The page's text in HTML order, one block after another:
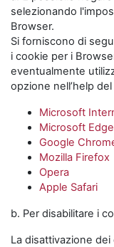
selezionando
Browser.
Si forniscono di
i cookie per i
eventualmente
opzione nell’help
Microsoft
Microsoft Edge
Google
Mozilla Firefox
Opera
Apple Safari
b. Per disabilitare i
La disattivazione